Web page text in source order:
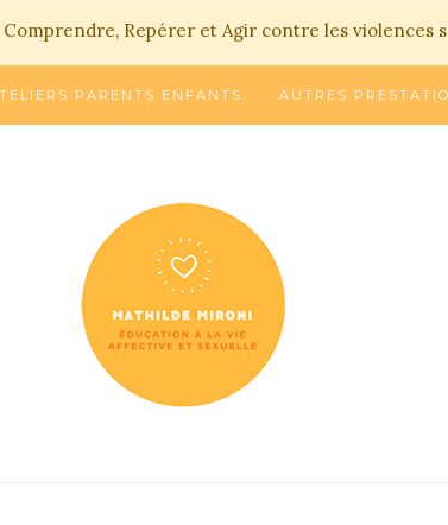
PARENTS ENFANTS AUTRES
Repérer et Agir contre les violences